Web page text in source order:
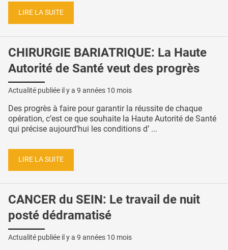
LIRE LA SUITE
CHIRURGIE BARIATRIQUE: La Haute
Autorité de Santé veut des progrès
Actualité publiée il y a 9 années 10 mois
Des progrès à faire pour garantir la réussite de chaque
opération, c’est ce que souhaite la Haute Autorité de Santé
qui précise aujourd’hui les conditions d’ ...
LIRE LA SUITE
CANCER du SEIN: Le travail de nuit
posté dédramatisé
Actualité publiée il y a 9 années 10 mois